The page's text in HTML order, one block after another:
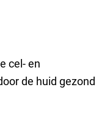
cel- en
de huid gezond